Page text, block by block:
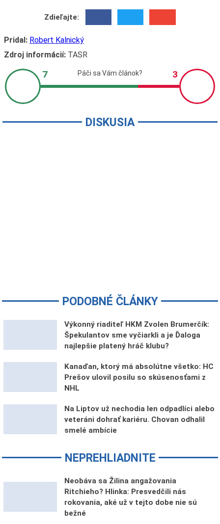
Zdieľajte:
Pridal: Robert Kalnický
Zdroj informácií:TASR
DISKUSIA
PODOBNÉ ČLÁNKY
Výkonný riaditeľ HKM Zvolen Brumerčík:
Špekulantov sme vyčiarkli a je Ďaloga
najlepšie platený hráč klubu?
Kanaďan, ktorý má absolútne všetko: HC
Prešov ulovil posilu so skúsenosťami z
NHL
Na Liptov už nechodia len odpadlíci alebo
veteráni dohrať kariéru. Chovan odhalil
smelé ambície
NEPREHLIADNITE
Neobáva sa Žilina angažovania
Ritchieho? Hlinka: Presvedčili nás
rokovania, aké už v tejto dobe nie sú
bežné